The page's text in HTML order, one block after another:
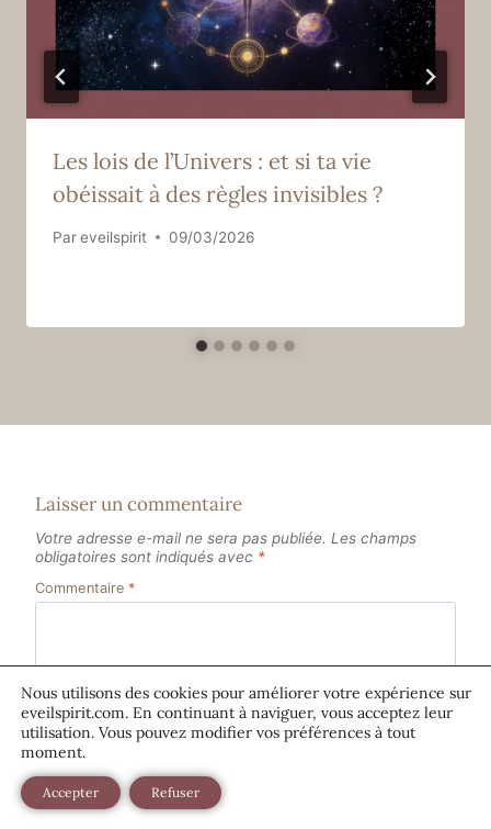
Les lois de l’Univers : et si ta vie
obéissait à des règles invisibles ?
Pareveilspirit 09/03/2026
Laisser un commentaire
Votre adresse e-mail ne sera pas publiée. Les champs
obligatoires sont indiqués avec *
Commentaire *
Nous utilisons des cookies pour améliorer votre expérience sur
eveilspirit.com. En continuant à naviguer, vous acceptez leur
utilisation. Vous pouvez modifier vos préférences à tout
moment.
Accepter Refuser